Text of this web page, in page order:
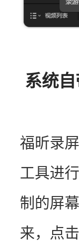
系统
福昕录
工具进
制的屏
来，点